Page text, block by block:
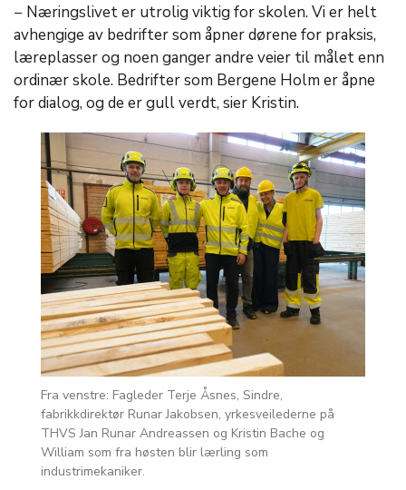
− Næringslivet er utrolig viktig for skolen. Vi er helt
avhengige av bedrifter som åpner dørene for praksis,
læreplasser og noen ganger andre veier til målet enn
ordinær skole. Bedrifter som Bergene Holm er åpne
for dialog, og de er gull verdt, sier Kristin.
Fra venstre: Fagleder Terje Åsnes, Sindre,
fabrikkdirektør Runar Jakobsen, yrkesveilederne på
THVS Jan Runar Andreassen og Kristin Bache og
William som fra høsten blir lærling som
industrimekaniker.